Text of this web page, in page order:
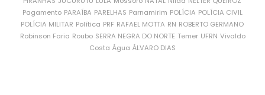
Pagamento PARAÍBA PARELHAS Parnamirim POLÍCIA POLÍCIA CIVIL
POLÍCIA MILITAR Política PRF RAFAEL MOTTA RN ROBERTO GERMANO
Robinson Faria Roubo SERRA NEGRA DO NORTE Temer UFRN Vivaldo
Costa Água ÁLVARO DIAS